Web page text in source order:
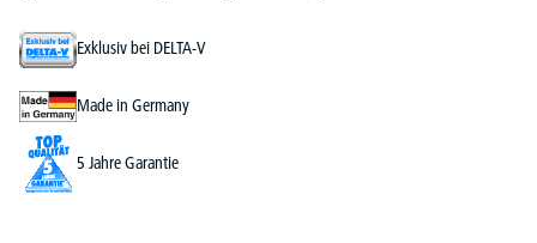
Exklusiv bei DELTA-V
Made in Germany
5 Jahre Garantie